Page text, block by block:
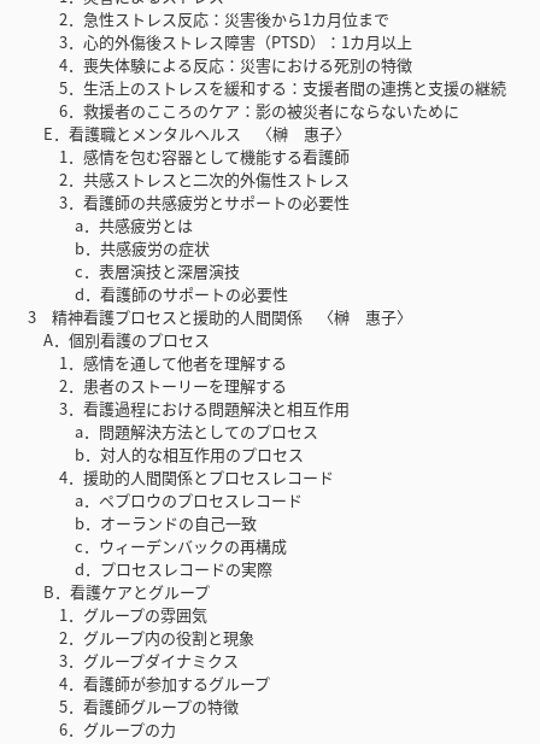
2．急性ストレス反応：災害後から1カ月位まで
3．心的外傷後ストレス障害（PTSD）：1カ月以上
4．喪失体験による反応：災害における死別の特徴
5．生活上のストレスを緩和する：支援者間の連携と支援の継続
6．救援者のこころのケア：影の被災者にならないために
E．看護職とメンタルヘルス 〈榊 惠子〉
1．感情を包む容器として機能する看護師
2．共感ストレスと二次的外傷性ストレス
3．看護師の共感疲労とサポートの必要性
a．共感疲労とは
b．共感疲労の症状
c．表層演技と深層演技
d．看護師のサポートの必要性
3 精神看護プロセスと援助的人間関係 〈榊 惠子〉
A．個別看護のプロセス
1．感情を通して他者を理解する
2．患者のストーリーを理解する
3．看護過程における問題解決と相互作用
a．問題解決方法としてのプロセス
b．対人的な相互作用のプロセス
4．援助的人間関係とプロセスレコード
a．ペプロウのプロセスレコード
b．オーランドの自己一致
c．ウィーデンバックの再構成
d．プロセスレコードの実際
B．看護ケアとグループ
1．グループの雰囲気
2．グループ内の役割と現象
3．グループダイナミクス
4．看護師が参加するグループ
5．看護師グループの特徴
6．グループの力